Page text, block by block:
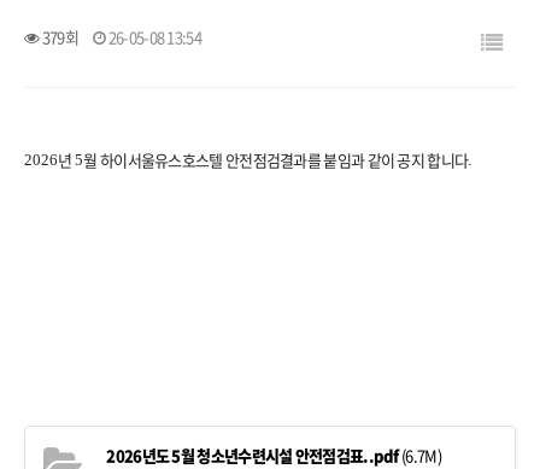
객실
예약
379회 26-05-08 13:54
2026년 5월 하이서울유스호스텔 안전점검결과를 붙임과 같이 공지 합니다.
2026년도 5월 청소년수련시설 안전점검표..pdf(6.7M)